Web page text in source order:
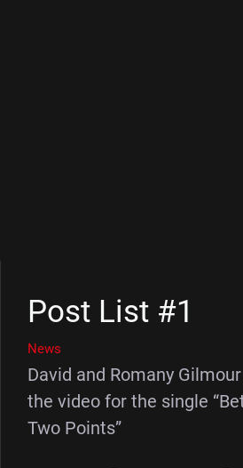
Post List #1
News
David and Romany
the video for the single
Two Points”